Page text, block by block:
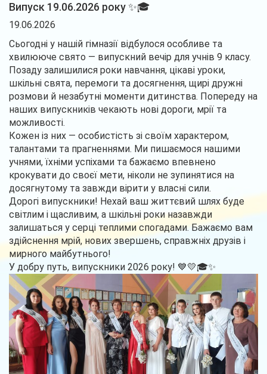
Випуск 19.06.2026 року ✨️🎓
19.06.2026
Сьогодні у нашій гімназії відбулося особливе та
хвилююче свято — випускний вечір для учнів 9 класу.
Позаду залишилися роки навчання, цікаві уроки,
шкільні свята, перемоги та досягнення, щирі дружні
розмови й незабутні моменти дитинства. Попереду на
наших випускників чекають нові дороги, мрії та
можливості.
Кожен із них — особистість зі своїм характером,
талантами та прагненнями. Ми пишаємося нашими
учнями, їхніми успіхами та бажаємо впевнено
крокувати до своєї мети, ніколи не зупинятися на
досягнутому та завжди вірити у власні сили.
Дорогі випускники! Нехай ваш життєвий шлях буде
світлим і щасливим, а шкільні роки назавжди
залишаться у серці теплими спогадами. Бажаємо вам
здійснення мрій, нових звершень, справжніх друзів і
мирного майбутнього!
У добру путь, випускники 2026 року! 💙💛🎓✨